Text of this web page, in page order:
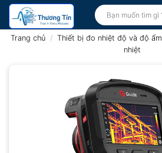
Bỏ
qua
nội
Tìm
kiếm:
Trang chủ / Thiết bị đo nhiệt độ và độ ẩm
nhiệt